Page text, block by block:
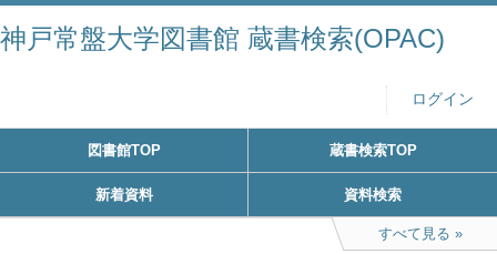
神戸常盤大学図書館 蔵書検索(OPAC)
ログイン
図書館TOP 蔵書検索TOP
新着資料 資料検索
すべて見る